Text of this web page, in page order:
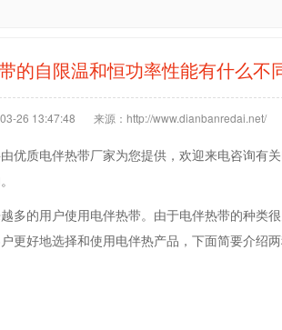
的自限温和恒功率性能有什么不
26 13:47:48 来源：http://www.dianbanredai.net/
优质电伴热带厂家为您提供，欢迎来电咨询有关
多的用户使用电伴热带。由于电伴热带的种类
更好地选择和使用电伴热产品，下面简要介绍